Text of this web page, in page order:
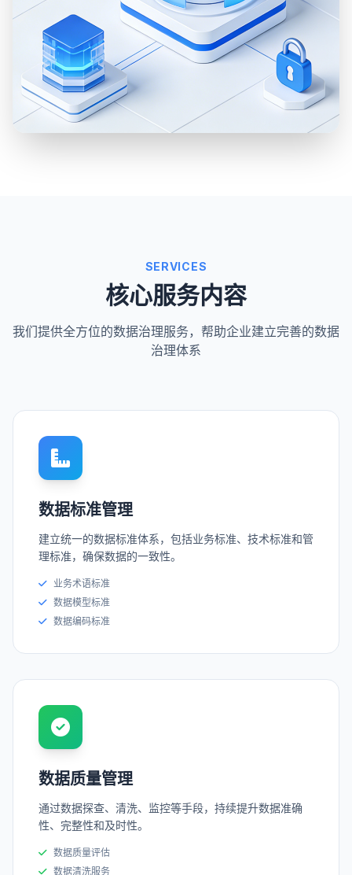
SERVICES
核心服务内容
我们提供全方位的数据治理服务，帮助企业建立完善的数据
治理体系
数据标准管理
建立统一的数据标准体系，包括业务标准、技术标准和管
理标准，确保数据的一致性。
业务术语标准
数据模型标准
数据编码标准
数据质量管理
通过数据探查、清洗、监控等手段，持续提升数据准确
性、完整性和及时性。
数据质量评估
数据清洗服务